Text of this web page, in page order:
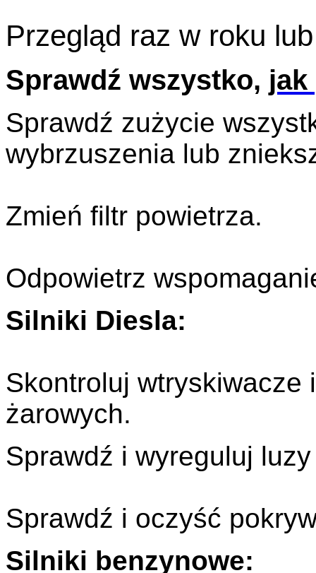
Przegląd raz w roku
Sprawdź wszystko, jak
Sprawdź zużycie
wybrzuszenia lub
Zmień filtr powietrza.
Odpowietrz
Silniki Diesla:
Skontroluj wtryskiwacze
żarowych.
Sprawdź i wyreguluj
Sprawdź i oczyść
Silniki benzynowe: